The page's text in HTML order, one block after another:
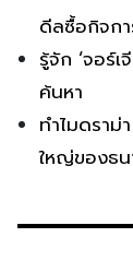
ดีลซื้อกิจกา
รู้จัก ‘จอร์
ค้นหา
ทำไมดรา
ใหญ่ของธน